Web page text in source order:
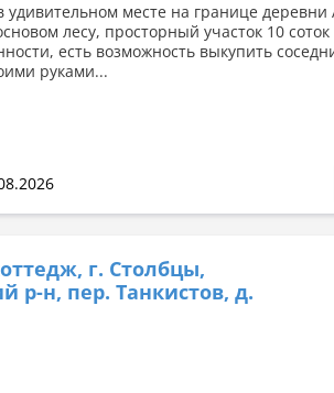
удивительном месте на границе
лесу, просторный участок 10
есть возможность выкупить
руками...
г. Столбцы,
р-н, пер. Танкистов, д.